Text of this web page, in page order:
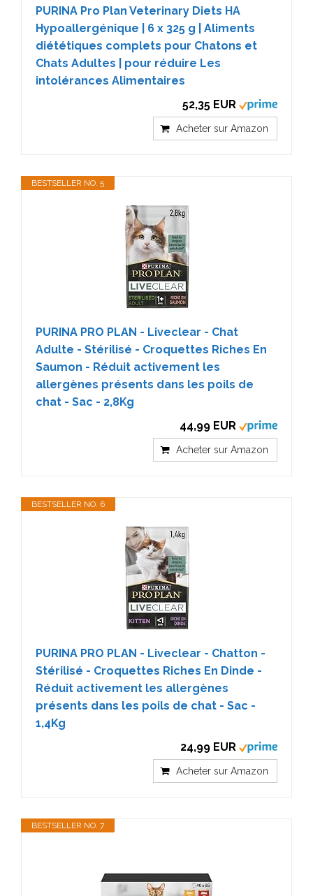
PURINA Pro Plan Veterinary Diets HA
Hypoallergénique | 6 x 325 g | Aliments
diététiques complets pour Chatons et
Chats Adultes | pour réduire Les
intolérances Alimentaires
52,35 EUR
Acheter sur Amazon
BESTSELLER NO. 5
PURINA PRO PLAN - Liveclear - Chat
Adulte - Stérilisé - Croquettes Riches En
Saumon - Réduit activement les
allergènes présents dans les poils de
chat - Sac - 2,8Kg
44,99 EUR
Acheter sur Amazon
BESTSELLER NO. 6
PURINA PRO PLAN - Liveclear - Chatton -
Stérilisé - Croquettes Riches En Dinde -
Réduit activement les allergènes
présents dans les poils de chat - Sac -
1,4Kg
24,99 EUR
Acheter sur Amazon
BESTSELLER NO. 7